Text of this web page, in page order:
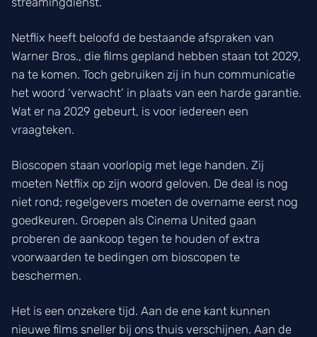
Netflix heeft beloofd de bestaande afspraken van
Warner Bros., die films gepland hebben staan tot 2029,
na te komen. Toch gebruiken zij in hun communicatie
het woord ‘verwacht’ in plaats van een harde garantie.
Wat er na 2029 gebeurt, is voor iedereen een
vraagteken.
Bioscopen staan voorlopig met lege handen. Zij
moeten Netflix op zijn woord geloven. De deal is nog
niet rond; regelgevers moeten de overname eerst nog
goedkeuren. Groepen als Cinema United gaan
proberen de aankoop tegen te houden of extra
voorwaarden te bedingen om bioscopen te
beschermen.
Het is een onzekere tijd. Aan de ene kant kunnen
nieuwe films sneller bij ons thuis verschijnen. Aan de